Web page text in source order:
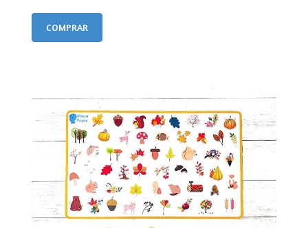
COMPRAR